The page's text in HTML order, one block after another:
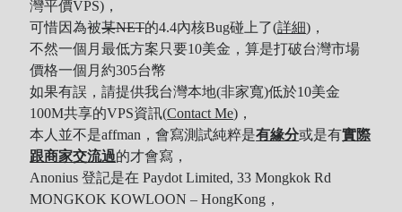
Other
Photo
Tool
Uncategorized
ZARD
Recent Posts
灣平價VPS)，
可惜因為被某NET的4.4內核Bug碰上了(詳細)，
不然一個月最低方案只要10美金，算是打破台灣市場
價格一個月約305台幣
如果有誤，請提供我台灣本地(非家寬)低於10美金
100M共享的VPS資訊(Contact Me)，
本人並不是affman，會寫測試純粹是有緣分或是有實際
跟商家交流過的才會寫，
Anonius 登記是在 Paydot Limited, 33 Mongkok Rd
MONGKOK KOWLOON – HongKong，